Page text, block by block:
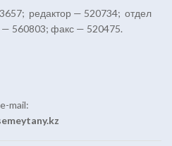
редактор — 520734; отдел
— 560803; факс — 520475.
e-mail: